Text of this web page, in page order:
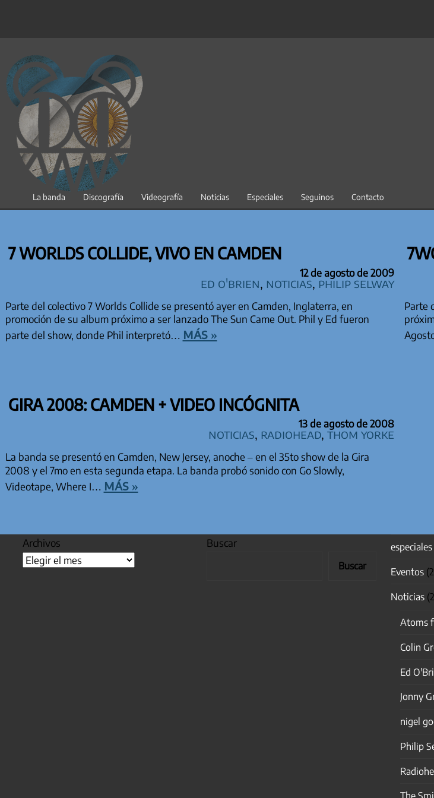
contenido
La banda Discografía Videografía Noticias Especiales Seguinos Contacto
7 WORLDS COLLIDE, VIVO EN CAMDEN
12 de agosto de 2009
Ed O'Brien Noticias Philip Selway
Parte del colectivo 7 Worlds Collide se presentó ayer en Camden, Inglaterra, en
promoción de su album próximo a ser lanzado The Sun Came Out. Phil y Ed fueron
parte del show, donde Phil interpretó… más »
Parte
GIRA 2008: CAMDEN + VIDEO INCÓGNITA
13 de agosto de 2008
Noticias Radiohead, Thom Yorke
La banda se presentó en Camden, New Jersey, anoche – en el 35to show de la Gira
2008 y el 7mo en esta segunda etapa. La banda probó sonido con Go Slowly,
Videotape, Where I… más »
Archivos Buscar
Buscar
especiales
Eventos
Noticias
Atoms
Colin
Ed
Jonny
nigel
Philip